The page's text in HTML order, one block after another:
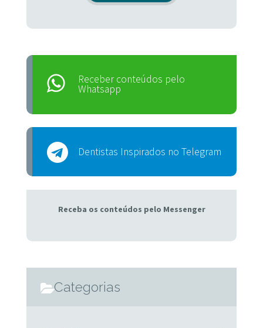
Receber conteúdos pelo
Whatsapp
Dentistas Inspirados no Telegram
Receba os conteúdos pelo Messenger
Categorias